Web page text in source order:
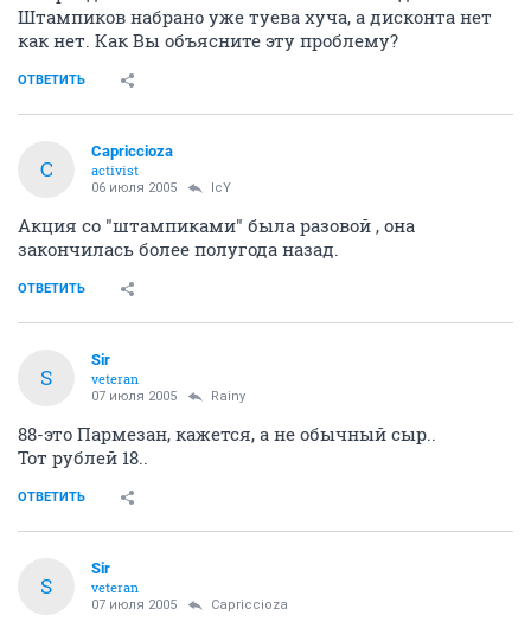
Штампиков набрано уже туева хуча, а дисконта нет
как нет. Как Вы объясните эту проблему?
ОТВЕТИТЬ
C
Capriccioza
activist
06 июля 2005 IcY
Акция со "штампиками" была разовой , она
закончилась более полугода назад.
ОТВЕТИТЬ
S
Sir
veteran
07 июля 2005 Rainy
88-это Пармезан, кажется, а не обычный сыр..
Тот рублей 18..
ОТВЕТИТЬ
S
Sir
veteran
07 июля 2005 Capriccioza